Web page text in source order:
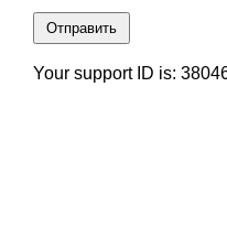
Отправить
Your support ID is: